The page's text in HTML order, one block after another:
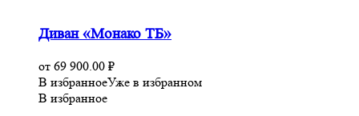
Диван «Монако ТБ»
от 69 900.00 ₽
В избранноеУже в избранном
В избранное